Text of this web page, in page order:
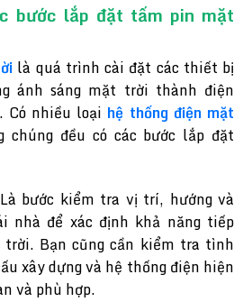
bước lắp đặt tấm pin mặt
là quá trình cài đặt các thiết bị
ánh sáng mặt trời thành điện
Có nhiều loại hệ thống điện mặt
chúng đều có các bước lắp đặt
bước kiểm tra vị trí, hướng và
nhà để xác định khả năng tiếp
trời. Bạn cũng cần kiểm tra tình
xây dựng và hệ thống điện hiện
và phù hợp.